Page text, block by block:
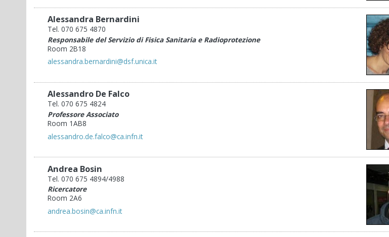
Alessandra Bernardini
Tel. 070 675 4870
Responsabile del Servizio di Fisica Sanitaria e Radioprotezione
Room 2B18
alessandra.bernardini@dsf.unica.it
Alessandro De Falco
Tel. 070 675 4824
Professore Associato
Room 1AB8
alessandro.de.falco@ca.infn.it
Andrea Bosin
Tel. 070 675 4894/4988
Ricercatore
Room 2A6
andrea.bosin@ca.infn.it